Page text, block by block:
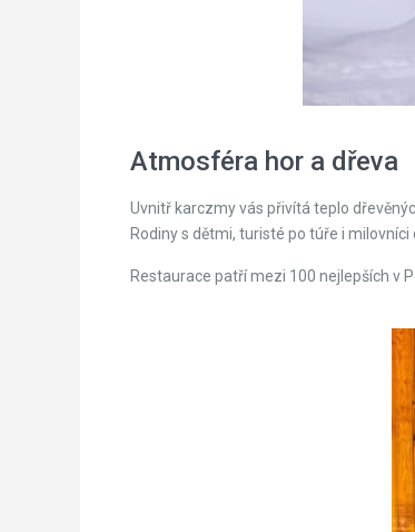
Atmosféra hor a dřeva
Uvnitř karczmy vás přivítá teplo
Rodiny s dětmi, turisté po túře i
Restaurace patří mezi 100 nejlepších v